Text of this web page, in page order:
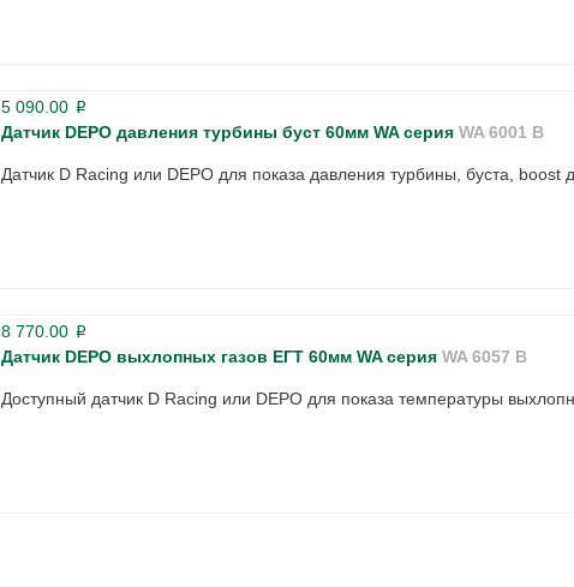
5 090.00 p
Датчик DEPO давления турбины буст 60мм WA серия WA 6001 B
Датчик D Racing или DEPO для показа давления турбины, буста, boost
8 770.00 p
Датчик DEPO выхлопных газов ЕГТ 60мм WA серия WA 6057 B
Доступный датчик D Racing или DEPO для показа температуры